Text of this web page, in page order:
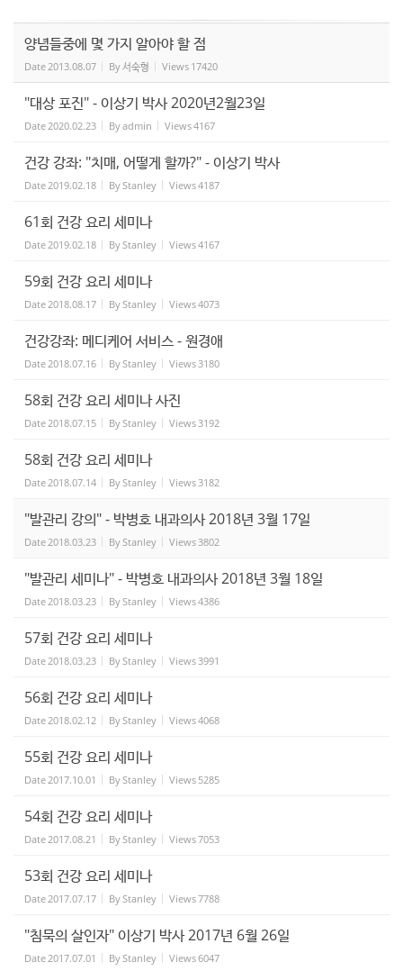
양념들중에 몇 가지 알아야 할 점
Date2013.08.07 By서숙형 Views 17420
"대상 포진" - 이상기 박사 2020년2월23일
Date2020.02.23 Byadmin Views4167
건강 강좌: "치매, 어떻게 할까?" - 이상기 박사
Date2019.02.18 ByStanley Views4187
61회 건강 요리 세미나
Date2019.02.18 ByStanley Views4167
59회 건강 요리 세미나
Date2018.08.17 ByStanley Views4073
건강강좌: 메디케어 서비스 - 원경애
Date2018.07.16 ByStanley Views3180
58회 건강 요리 세미나 사진
Date2018.07.15 ByStanley Views3192
58회 건강 요리 세미나
Date2018.07.14 ByStanley Views3182
"발관리 강의" - 박병호 내과의사 2018년 3월 17일
Date2018.03.23 ByStanley Views3802
"발관리 세미나" - 박병호 내과의사 2018년 3월 18일
Date2018.03.23 ByStanley Views4386
57회 건강 요리 세미나
Date2018.03.23 ByStanley Views3991
56회 건강 요리 세미나
Date2018.02.12 ByStanley Views4068
55회 건강 요리 세미나
Date2017.10.01 ByStanley Views 5285
54회 건강 요리 세미나
Date2017.08.21 ByStanley Views7053
53회 건강 요리 세미나
Date2017.07.17 ByStanley Views7788
"침묵의 살인자" 이상기 박사 2017년 6월 26일
Date2017.07.01 ByStanley Views6047